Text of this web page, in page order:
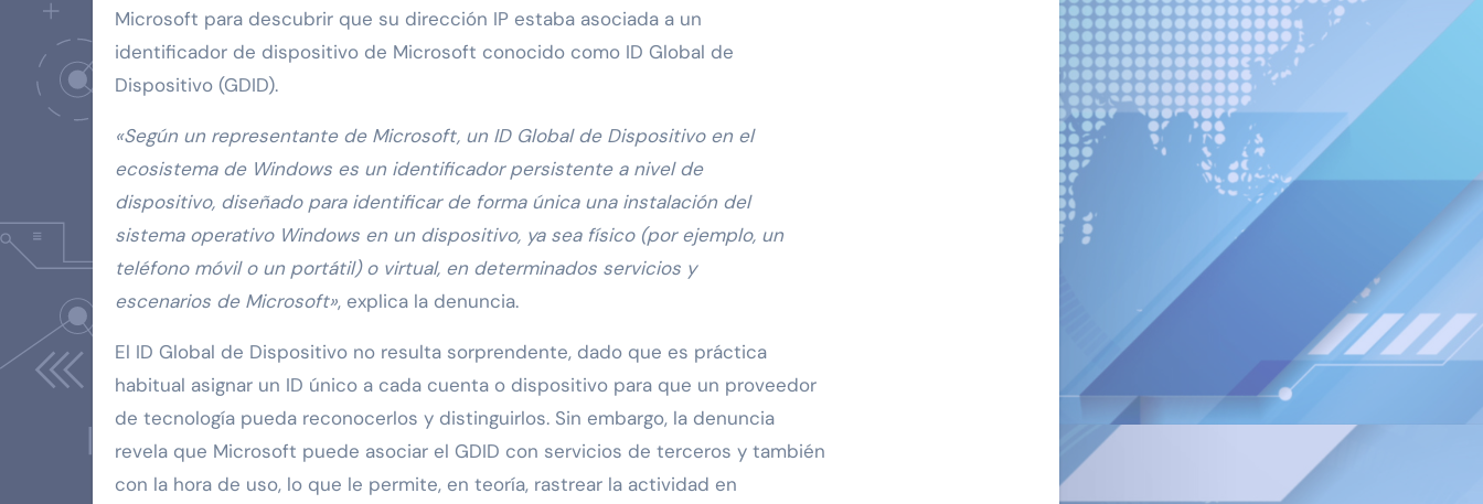
Microsoft para descubrir que su dirección IP estaba asociada a un
identificador de dispositivo de Microsoft conocido como ID Global de
Dispositivo (GDID).
«Según un representante de Microsoft, un ID Global de Dispositivo en el
ecosistema de Windows es un identificador persistente a nivel de
dispositivo, diseñado para identificar de forma única una instalación del
sistema operativo Windows en un dispositivo, ya sea físico (por ejemplo, un
teléfono móvil o un portátil) o virtual, en determinados servicios y
escenarios de Microsoft», explica la denuncia.
El ID Global de Dispositivo no resulta sorprendente, dado que es práctica
habitual asignar un ID único a cada cuenta o dispositivo para que un proveedor
de tecnología pueda reconocerlos y distinguirlos. Sin embargo, la denuncia
revela que Microsoft puede asociar el GDID con servicios de terceros y también
con la hora de uso, lo que le permite, en teoría, rastrear la actividad en